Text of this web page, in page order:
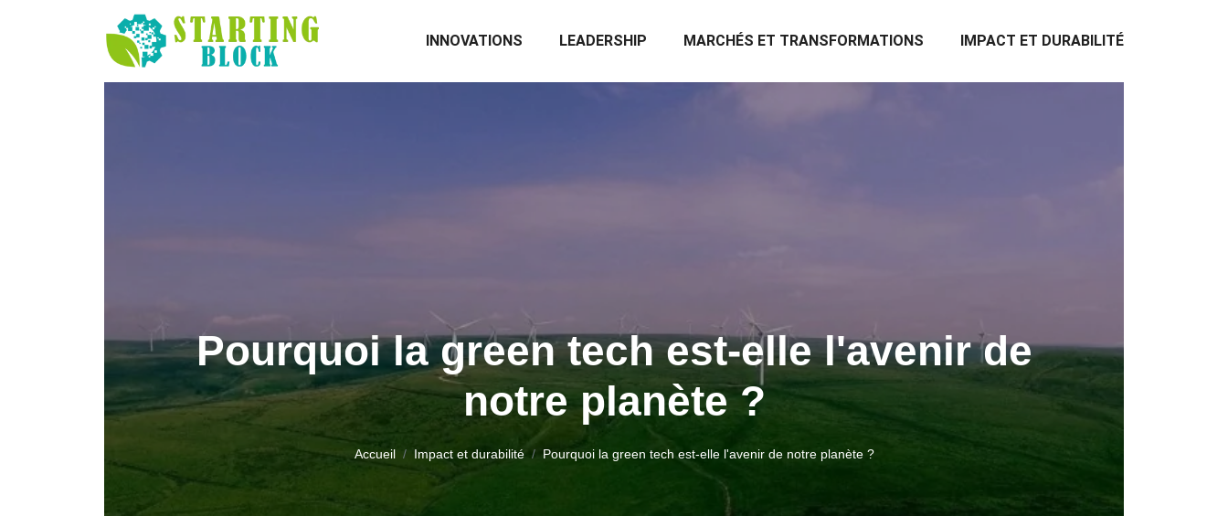
INNOVATIONS LEADERSHIP MARCHÉS ET TRANSFORMATIONS IMPACT ET DURABILITÉ
Pourquoi la green tech est-elle l'avenir de
notre planète ?
Accueil Impact et durabilité Pourquoi la green tech est-elle l'avenir de notre planète ?